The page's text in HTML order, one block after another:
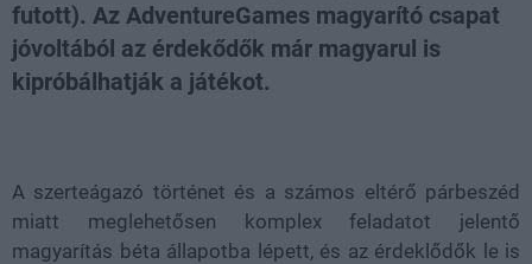
futott). Az AdventureGames magyarító csapat
jóvoltából az érdekődők már magyarul is
kipróbálhatják a játékot.
A szerteágazó történet és a számos eltérő párbeszéd
miatt meglehetősen komplex feladatot jelentő
magyarítás béta állapotba lépett, és az érdeklődők le is